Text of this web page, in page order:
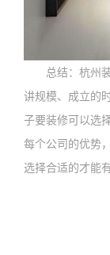
总结：杭州装
讲规模、成立的
子要装修可以选
每个公司的优势
选择合适的才能